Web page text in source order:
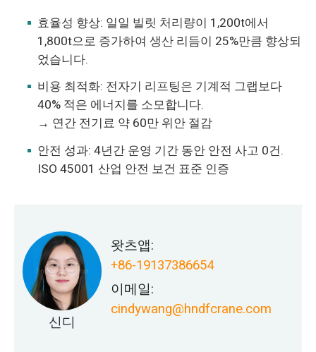
효율성 향상: 일일 빌릿 처리량이 1,200t에서
1,800t으로 증가하여 생산 리듬이 25%만큼 향상되
었습니다.
비용 최적화: 전자기 리프팅은 기계적 그랩보다
40% 적은 에너지를 소모합니다.
→ 연간 전기료 약 60만 위안 절감
안전 성과: 4년간 운영 기간 동안 안전 사고 0건.
ISO 45001 산업 안전 보건 표준 인증
신디
왓츠앱:
+86-19137386654
이메일:
cindywang@hndfcrane.com